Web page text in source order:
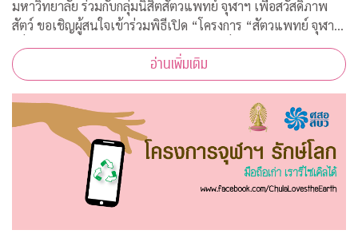
มหาวิทยาลัย ร่วมกับกลุ่มนิสิตสัตวแพทย์ จุฬาฯ เพื่อสวัสดิภาพ
สัตว์ ขอเชิญผู้สนใจเข้าร่วมพิธีเปิด “โครงการ “สัตวแพทย์ จุฬาฯ
เพื่อสวัสดิภาพสัตว์ในรั้วจุฬาฯ” ในวันพุธที่ 5 สิงหาคม 2563
เวลา 08.45 – 10.00 น. ณ ห้ออ่านเพิ่มเติม